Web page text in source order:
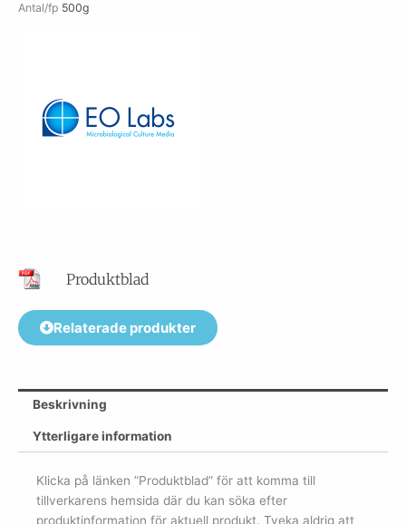
Antal/fp 500g
Produktblad
Relaterade produkter
Beskrivning
Ytterligare information
Klicka på länken ”Produktblad” för att komma till
tillverkarens hemsida där du kan söka efter
produktinformation för aktuell produkt. Tveka aldrig att